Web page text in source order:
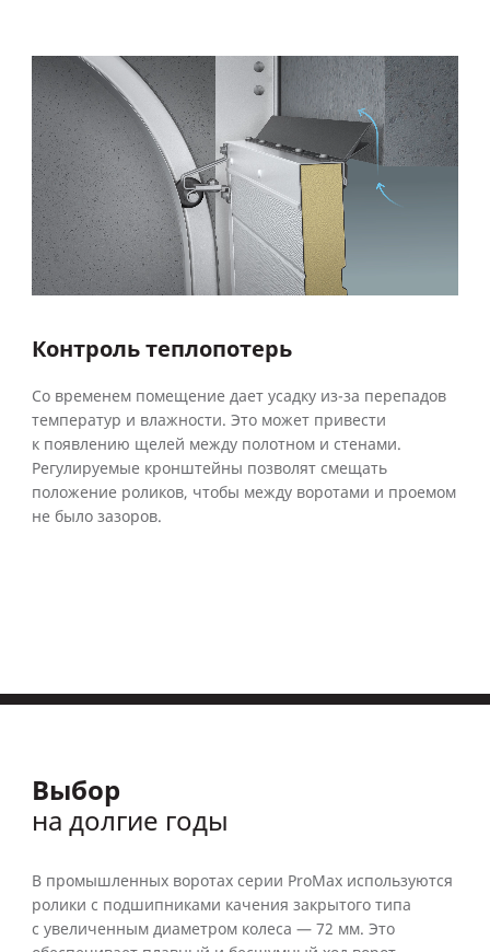
Контроль теплопотерь
Со временем помещение дает усадку из-за перепадов
температур и влажности. Это может привести
к появлению щелей между полотном и стенами.
Регулируемые кронштейны позволят смещать
положение роликов, чтобы между воротами и проемом
не было зазоров.
Выбор
на долгие годы
В промышленных воротах серии ProMax используются
ролики с подшипниками качения закрытого типа
с увеличенным диаметром колеса — 72 мм. Это